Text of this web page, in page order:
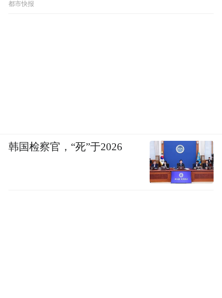
都市快报
韩国检察官，“死”于2026